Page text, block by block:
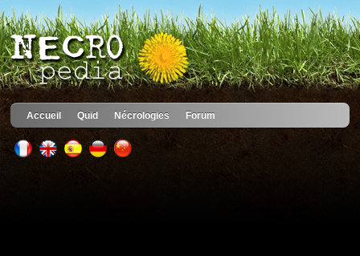
Accueil Quid Nécrologies Forum